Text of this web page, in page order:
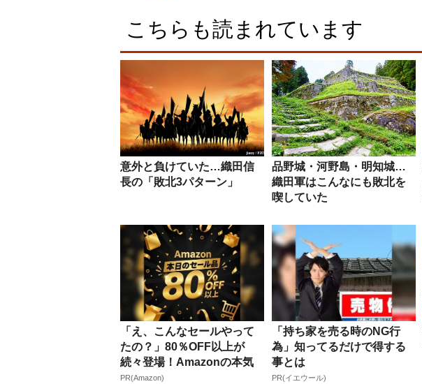
こちらも読まれています
意外と負けていた…織田信
長の「敗北3パターン」
品野城・河野島・明知城…
織田軍はこんなにも敗北を
喫していた
「え、こんなセールやって
たの？」80％OFF以上が
続々登場！Amazonの本気
が...
PR(Amazon)
「持ち家を売る時のNG行
為」知ってるだけで得する
事とは
PR(イエウール)